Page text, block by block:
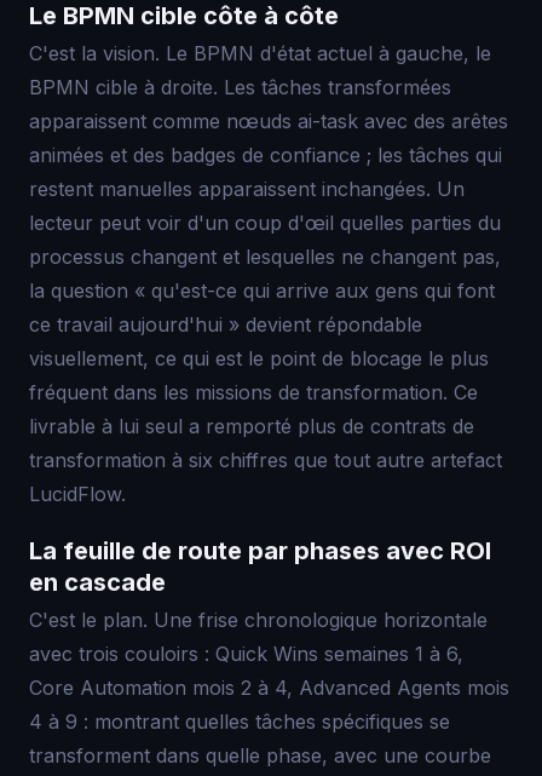
Le BPMN cible côte à côte
C'est la vision. Le BPMN d'état actuel à gauche, le
BPMN cible à droite. Les tâches transformées
apparaissent comme nœuds ai-task avec des arêtes
animées et des badges de confiance ; les tâches qui
restent manuelles apparaissent inchangées. Un
lecteur peut voir d'un coup d'œil quelles parties du
processus changent et lesquelles ne changent pas,
la question « qu'est-ce qui arrive aux gens qui font
ce travail aujourd'hui » devient répondable
visuellement, ce qui est le point de blocage le plus
fréquent dans les missions de transformation. Ce
livrable à lui seul a remporté plus de contrats de
transformation à six chiffres que tout autre artefact
LucidFlow.
La feuille de route par phases avec ROI
en cascade
C'est le plan. Une frise chronologique horizontale
avec trois couloirs : Quick Wins semaines 1 à 6,
Core Automation mois 2 à 4, Advanced Agents mois
4 à 9 : montrant quelles tâches spécifiques se
transforment dans quelle phase, avec une courbe